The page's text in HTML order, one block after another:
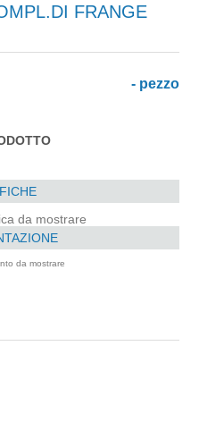
FRANGE
- pezzo
da mostrare
da mostrare